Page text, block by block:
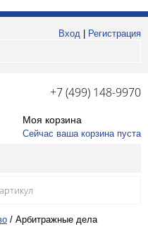
Вход
Регистрация
+7 (499) 148-9970
Моя корзина
Сейчас ваша корзина пуста
/ Арбитражные дела